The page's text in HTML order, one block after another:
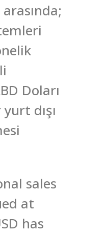
Doları
dışı
sales
at
has